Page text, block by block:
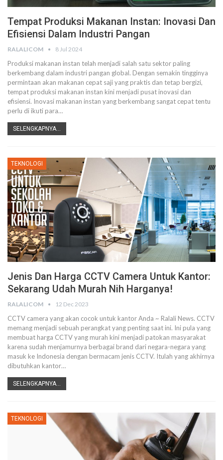
Tempat Produksi Makanan Instan: Inovasi Dan
Efisiensi Dalam Industri Pangan
RALALICOM 8 Jul 2024
Produksi makanan instan telah menjadi salah satu sektor paling
berkembang dalam industri pangan global. Dengan semakin tingginya
permintaan akan makanan cepat saji yang praktis dan tetap bergizi,
tempat produksi makanan instan kini menjadi pusat inovasi dan
efisiensi. Inovasi makanan instan yang berkembang sangat cepat tentu
perlu di ikuti para…
SELENGKAPNYA...
TEKNOLOGI
Jenis Dan Harga CCTV Camera Untuk Kantor:
Sekarang Udah Murah Nih Harganya!
RALALICOM 12 Dec 2023
CCTV camera yang akan cocok untuk kantor Anda ~ Ralali News. CCTV
memang menjadi sebuah perangkat yang penting saat ini. Ini pula yang
membuat harga CCTV yang murah kini menjadi patokan masyarakat
karena sudah menjamurnya berbagai brand dari negara-negara yang
masuk ke Indonesia dengan bermacam jenis CCTV. Itulah yang akhirnya
dibutuhkan kantor…
SELENGKAPNYA...
TEKNOLOGI